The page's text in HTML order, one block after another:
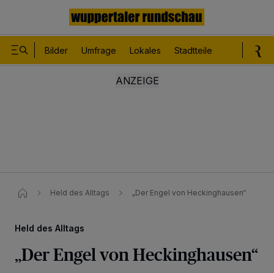
Bilder Umfrage Lokales Stadtteile
Held des Alltags „Der Engel von Heckinghausen“
Held des Alltags
„Der Engel von Heckinghausen“